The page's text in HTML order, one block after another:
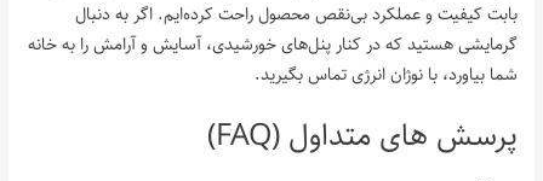
بابت کیفیت و عملکرد بی‌نقص محصول راحت کرده‌ایم. اگر به دنبال
گرمایشی هستید که در کنار پنل‌های خورشیدی، آسایش و آرامش را به خانه
شما بیاورد، با نوژان انرژی تماس بگیرید.
پرسش‌ های متداول (FAQ)